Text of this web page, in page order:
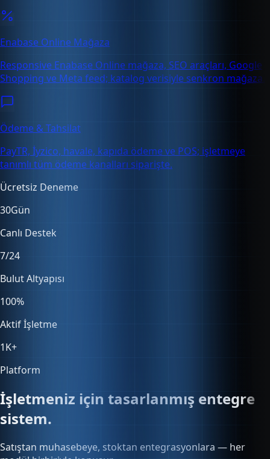
Enabase Online Mağaza
Responsive Enabase Online mağaza, SEO araçları, Google
Shopping ve Meta feed; katalog verisiyle senkron mağaza.
Ödeme & Tahsilat
PayTR, İyzico, havale, kapıda ödeme ve POS; işletmeye
tanımlı tüm ödeme kanalları siparişte.
Ücretsiz Deneme
30Gün
Canlı Destek
7/24
Bulut Altyapısı
100%
Aktif İşletme
1K+
Platform
İşletmeniz için tasarlanmış entegre
sistem.
Satıştan muhasebeye, stoktan entegrasyonlara — her